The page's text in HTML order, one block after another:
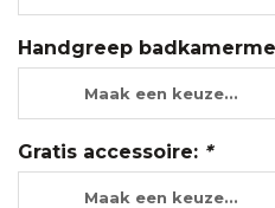
Handgreep
Maak een keuze...
Gratis accessoire: *
Maak een keuze...